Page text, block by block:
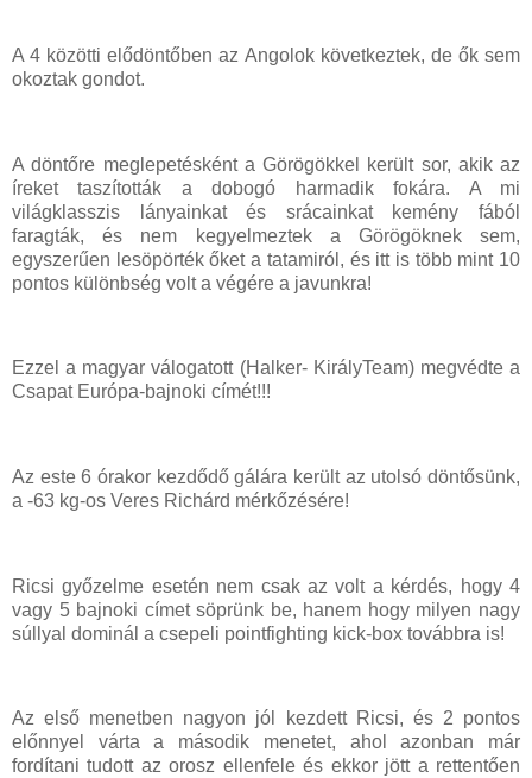
A 4 közötti elődöntőben az Angolok következtek, de ők sem
okoztak gondot.
A döntőre meglepetésként a Görögökkel került sor, akik az
íreket taszították a dobogó harmadik fokára. A mi
világklasszis lányainkat és srácainkat kemény fából
faragták, és nem kegyelmeztek a Görögöknek sem,
egyszerűen lesöpörték őket a tatamiról, és itt is több mint 10
pontos különbség volt a végére a javunkra!
Ezzel a magyar válogatott (Halker- KirályTeam) megvédte a
Csapat Európa-bajnoki címét!!!
Az este 6 órakor kezdődő gálára került az utolsó döntősünk,
a -63 kg-os Veres Richárd mérkőzésére!
Ricsi győzelme esetén nem csak az volt a kérdés, hogy 4
vagy 5 bajnoki címet söprünk be, hanem hogy milyen nagy
súllyal dominál a csepeli pointfighting kick-box továbbra is!
Az első menetben nagyon jól kezdett Ricsi, és 2 pontos
előnnyel várta a második menetet, ahol azonban már
fordítani tudott az orosz ellenfele és ekkor jött a rettentően